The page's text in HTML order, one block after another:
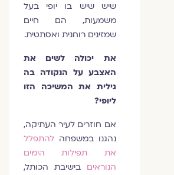
שיש שיש בו יופי בעל
משמעות, הם חיים
שמזינים רוחנית ואסתטית.
את יכולה לשים את
האצבע על הנקודה בה
גילית את המשיכה הזו
ליופי?
אם חוזרים לעיר העתיקה,
נהגנו במשפחהלהתפלל
את תפילות הימים
הנוראיםבישיבת הכותל,